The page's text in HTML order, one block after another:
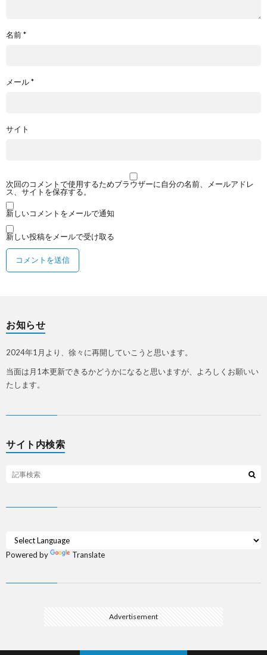
名前*
メール*
サイト
次回のコメントで使用するためブラウザーに自分の名前、メールアドレ
ス、サイトを保存する。
新しいコメントをメールで通知
新しい投稿をメールで受け取る
お知らせ
2024年1月より、徐々に再開していこうと思います。
当面は月1本更新できるかどうかになると思いますが、よろしくお願いい
たします。
サイト内検索
Powered by Translate
Advertisement